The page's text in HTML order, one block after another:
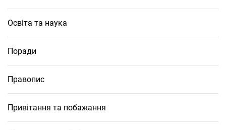
Освіта та наука
Поради
Правопис
Привітання та побажання